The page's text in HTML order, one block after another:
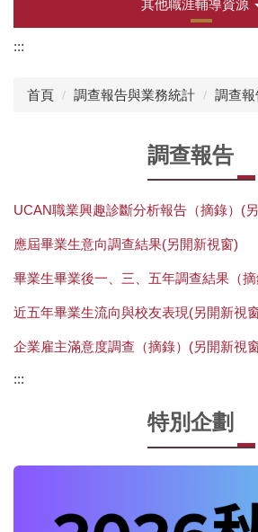
其他職涯輔導資源
:::
首頁 調查報告與業務統計 調查報
調查報告
UCAN職業興趣診斷分析報告（摘錄）(
應屆畢業生意向調查結果(另開新視窗)
畢業生畢業後一、三、五年調查結果（
近五年畢業生流向與校友表現(另開新視
企業雇主滿意度調查（摘錄）(另開新視
:::
特別企劃